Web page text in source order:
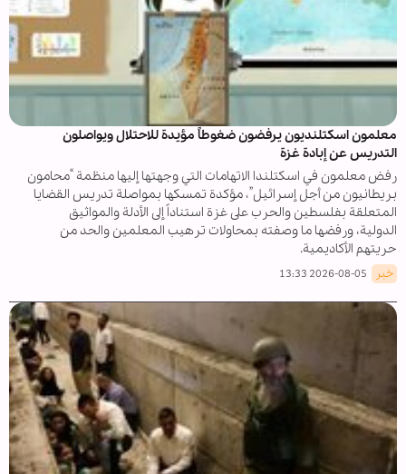
معلمون اسكتلنديون يرفضون ضغوطاً مؤيدة للاحتلال ويواصلون
التدريس عن إبادة غزة
رفض معلمون في اسكتلندا الاتهامات التي وجهتها إليها منظمة “محامون
بريطانيون من أجل إسرائيل”، مؤكدة تمسكها بمواصلة تدريس القضايا
المتعلقة بفلسطين والحرب على غزة استناداً إلى الأدلة والمواثيق
الدولية، ورفضها ما وصفته بمحاولات ترهيب المعلمين والحد من
حريتهم الأكاديمية.
خبر 2026-08-05 13:33